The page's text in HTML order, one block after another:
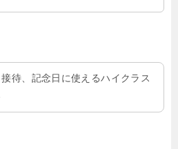
待、記念日に使えるハイクラス